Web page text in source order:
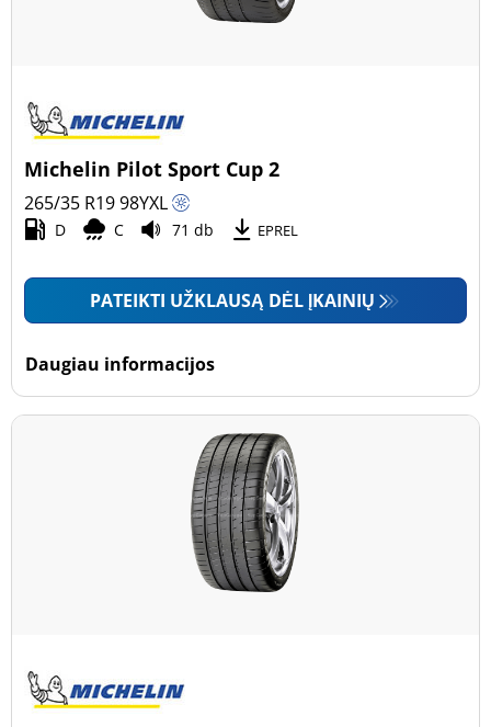
Michelin Pilot Sport Cup 2
265/35 R1998YXL
D C 71 db EPREL
PATEIKTI UŽKLAUSĄ DĖL ĮKAINIŲ
Daugiau informacijos